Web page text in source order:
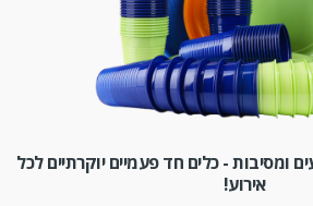
ומסיבות - כלים חד פעמיים יוקרתיים לכל
אירוע!